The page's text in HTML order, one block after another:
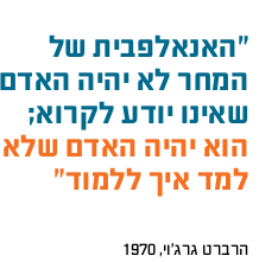
"האנאלפבית של
המחר לא יהיה האדם
שאינו יודע לקרוא;
הוא יהיה האדם שלא
למד איך ללמוד"
הרברט גרג'וי, 1970